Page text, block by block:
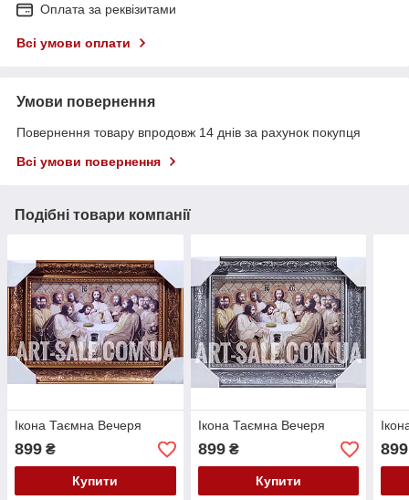
Оплата за реквізитами
Всі умови оплати
Умови повернення
Повернення товару впродовж 14 днів за рахунок покупця
Всі умови повернення
Подібні товари компанії
Ікона Таємна Вечеря
899 ₴
Купити
Ікона Таємна Вечеря
899₴
Купити
899